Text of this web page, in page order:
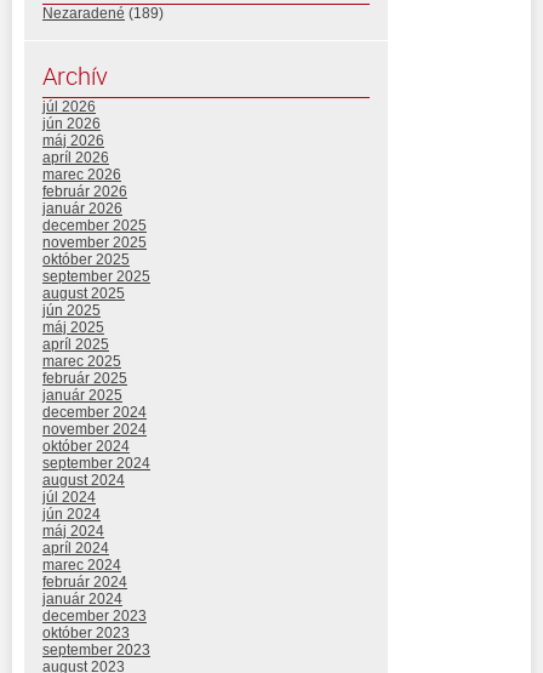
Nezaradené (189)
Archív
júl 2026
jún 2026
máj 2026
apríl 2026
marec 2026
február 2026
január 2026
december 2025
november 2025
október 2025
september 2025
august 2025
jún 2025
máj 2025
apríl 2025
marec 2025
február 2025
január 2025
december 2024
november 2024
október 2024
september 2024
august 2024
júl 2024
jún 2024
máj 2024
apríl 2024
marec 2024
február 2024
január 2024
december 2023
október 2023
september 2023
august 2023